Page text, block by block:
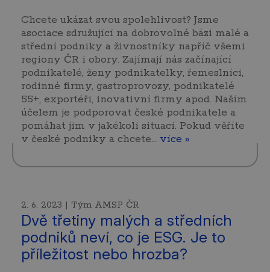
Chcete ukázat svou spolehlivost? Jsme
asociace sdružující na dobrovolné bázi malé a
střední podniky a živnostníky napříč všemi
regiony ČR i obory. Zajímají nás začínající
podnikatelé, ženy podnikatelky, řemeslníci,
rodinné firmy, gastroprovozy, podnikatelé
55+, exportéři, inovativní firmy apod. Naším
účelem je podporovat české podnikatele a
pomáhat jim v jakékoli situaci. Pokud věříte
v české podniky a chcete… více »
2. 6. 2023 | Tým AMSP ČR
Dvě třetiny malých a středních
podniků neví, co je ESG. Je to
příležitost nebo hrozba?